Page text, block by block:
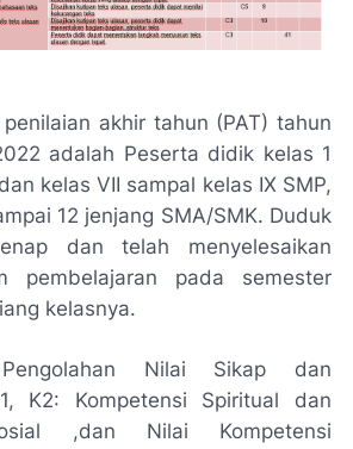
akhir tahun (PAT) tahun
adalah Peserta didik kelas 1
kelas VII sampal kelas IX SMP,
12 jenjang SMA/SMK. Duduk
dan telah menyelesaikan
pembelajaran pada semester
kelasnya.
Nilai Sikap dan
K2: Kompetensi Spiritual dan
,dan Nilai Kompetensi